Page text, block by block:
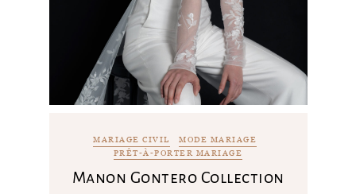
MARIAGE CIVIL
MODE MARIAGE
PRÊT-À-PORTER MARIAGE
Manon Gontero Collection